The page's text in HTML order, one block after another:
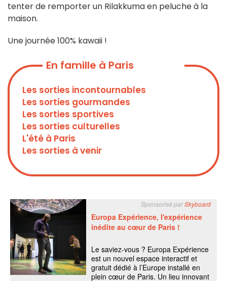
tenter de remporter un Rilakkuma en peluche à la
maison.
Une journée 100% kawaii !
En famille à Paris
Les sorties incontournables
Les sorties gourmandes
Les sorties sportives
Les sorties culturelles
L'été à Paris
Les sorties à venir